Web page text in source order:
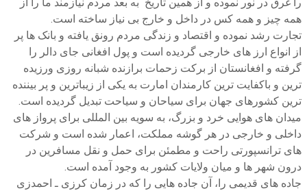
همه چیز و همه کس در داخل و خارج بی نیاز ساخته است.
تجارت رشد نموده و اقتصاد و زندگی مردم رونق یافته و بانک ها پر
از انواع ارز های خارجی گردیده است و پول افغانی جای دالر را
گرفته و افغانستان از برکت زحمات برازنده شبانه روزی ورزیده
ترین و باکفایت ترین کارمندان امارت به یکی از زیباترین و پر بیننده
ترین کشورهای جهان برای سیاحان و سیاحت تبدیل گردیده است.
میدان های هوایی خرد و بزرگ، به سویه بین المللی برای پرواز های
داخلی و خارجی در هر گوشه مملکت، اعمار شده است و شرکت
های ترانسپورتی راحت و مطمئن برای حمل و نقل مسافرین در
درون شهر ها و میان ولایات کشور به وجود آمده است.
جاده های قدیمی را، آن جاده هایی را که در زمان کرزی ـ احمدزی